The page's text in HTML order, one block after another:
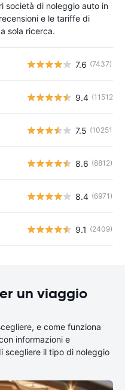
società di noleggio auto in
e le tariffe di
sola ricerca.
7.6 (7437)
9.4 (11512)
7.5 (10251)
8.6 (8812)
8.4 (6971)
9.1 (2409)
un viaggio
e come funziona
informazioni e
scegliere il tipo di noleggio